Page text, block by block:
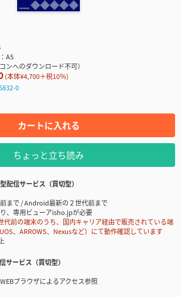
A5
ンへのダウンロード不可）
(本体¥4,700＋税10％)
0
カートに入れる
ちょっと立ち読み
配信サービス（買切型）
まで / Android最新の２世代前まで
、専用ビューアisho.jpが必要
前の端末のうち、国内キャリア経由で販売されている端
、ARROWS、Nexusなど）にて動作確認しています
サービス（買切型）
ブラウザによるアクセス参照